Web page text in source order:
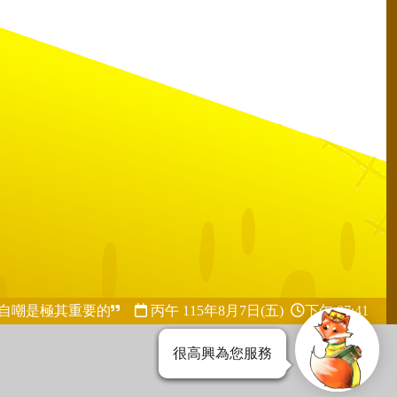
嘲是極其重要的 丙午 115年8月7日(五) 下午 07:41
很高興為您服務